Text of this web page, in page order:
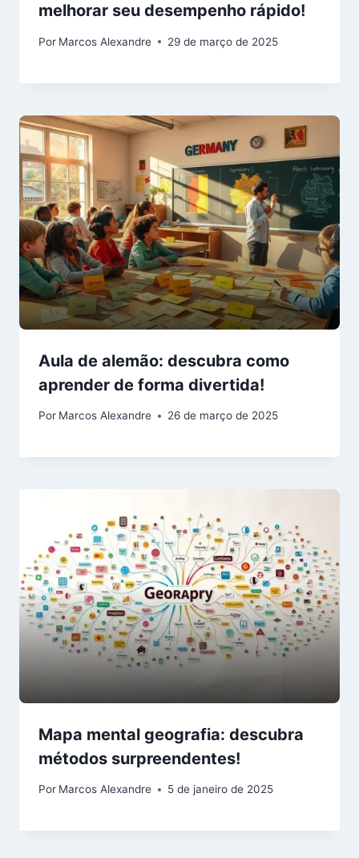
melhorar seu desempenho rápido!
Por Marcos Alexandre 29 de março de 2025
Aula de alemão: descubra como
aprender de forma divertida!
Por Marcos Alexandre 26 de março de 2025
Mapa mental geografia: descubra
métodos surpreendentes!
Por Marcos Alexandre 5 de janeiro de 2025